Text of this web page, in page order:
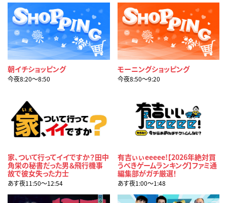
朝イチショッピング
今夜8:20〜8:50
モーニングショッピング
今夜8:50〜9:20
家、ついて行ってイイですか？田中
角栄の秘書だった男＆飛行機事
故で彼女失った力士
あす夜11:50〜12:54
有吉ぃぃeeeee!【2026年絶対買
うべきゲームランキング】ファミ通
編集部がガチ厳選！
あす夜1:00〜1:48